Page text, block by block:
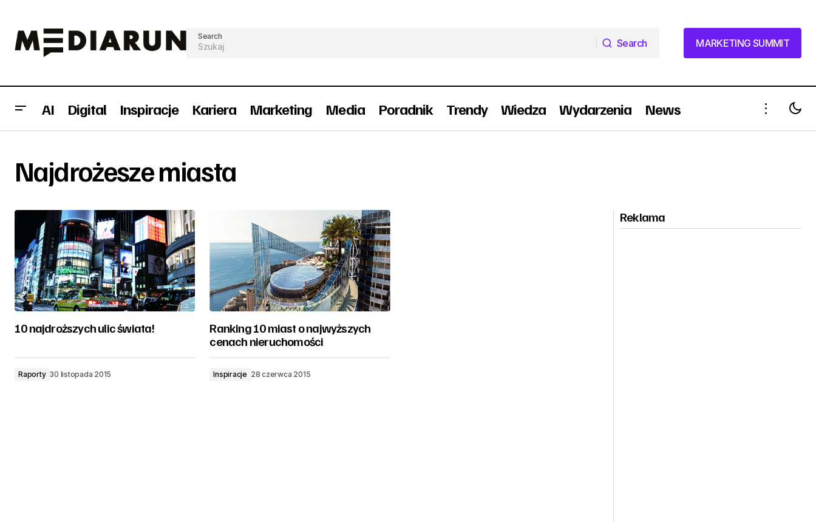
Search
Search
MARKETING SUMMIT
MARKETING SUMMIT
AI Digital Inspiracje Kariera Marketing Media Poradnik Trendy Wiedza Wydarzenia News
Najdrożesze miasta
10 najdroższych ulic świata!
Raporty 30 listopada 2015
Ranking 10 miast o najwyższych
cenach nieruchomości
Inspiracje 28 czerwca 2015
Reklama